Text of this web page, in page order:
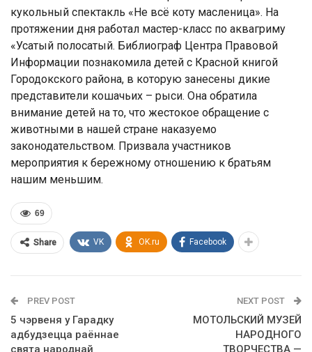
кукольный спектакль «Не всё коту масленица». На
протяжении дня работал мастер-класс по аквагриму
«Усатый полосатый. Библиограф Центра Правовой
Информации познакомила детей с Красной книгой
Городокского района, в которую занесены дикие
представители кошачьих – рыси. Она обратила
внимание детей на то, что жестокое обращение с
животными в нашей стране наказуемо
законодательством. Призвала участников
мероприятия к бережному отношению к братьям
нашим меньшим.
69
Share VK OK.ru Facebook
PREV POST
5 чэрвеня у Гарадку
адбудзецца раённае
свята народнай
NEXT POST
МОТОЛЬСКИЙ МУЗЕЙ
НАРОДНОГО
ТВОРЧЕСТВА —